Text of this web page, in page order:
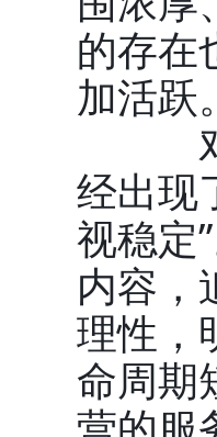
的存在
加活跃。
对比
经出现
视稳定
内容，
理性，
命周期